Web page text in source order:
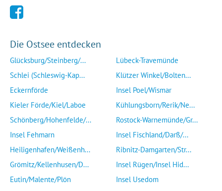
Die Ostsee entdecken
Glücksburg/Steinberg/...
Schlei (Schleswig-Kap...
Eckernförde
Kieler Förde/Kiel/Laboe
Schönberg/Hohenfelde/...
Insel Fehmarn
Heiligenhafen/Weißenh...
Grömitz/Kellenhusen/D...
Eutin/Malente/Plön
Lübeck-Travemünde
Klützer Winkel/Bolten...
Insel Poel/Wismar
Kühlungsborn/Rerik/Ne...
Rostock-Warnemünde/Gr...
Insel Fischland/Darß/...
Ribnitz-Damgarten/Str...
Insel Rügen/Insel Hid...
Insel Usedom